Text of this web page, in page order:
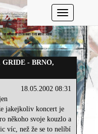
Toggle
- BRNO,
18.05.2002 08:31
jakejkoliv koncert je
někoho svoje kouzlo a
víc, než že se to nelíbí